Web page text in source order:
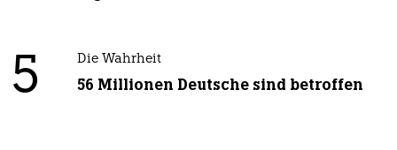
5 Die Wahrheit
56 Millionen Deutsche sind betroffen